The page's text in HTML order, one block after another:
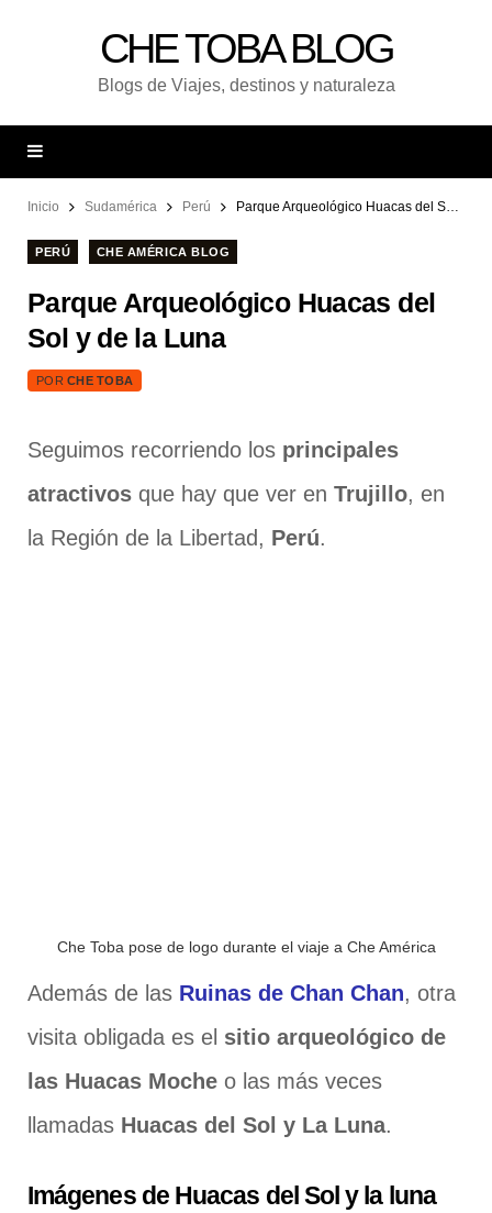
CHE TOBA BLOG
Blogs de Viajes, destinos y naturaleza
Inicio Sudamérica Perú Parque Arqueológico Huacas del Sol y de la Luna
PERÚ CHE AMÉRICA BLOG
Parque Arqueológico Huacas del
Sol y de la Luna
POR CHE TOBA
Seguimos recorriendo los principales
atractivos que hay que ver en Trujillo, en
la Región de la Libertad, Perú.
Che Toba pose de logo durante el viaje a Che América
Además de las Ruinas de Chan Chan, otra
visita obligada es el sitio arqueológico de
las Huacas Moche o las más veces
llamadas Huacas del Sol y La Luna.
Imágenes de Huacas del Sol y la luna